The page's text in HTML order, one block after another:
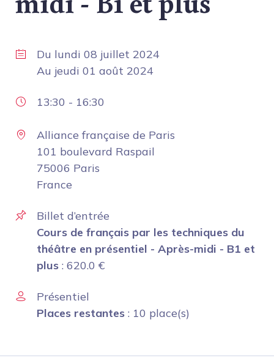
Du lundi 08 juillet 2024
Au jeudi 01 août 2024
13:30 - 16:30
Alliance française de Paris
101 boulevard Raspail
75006 Paris
France
Billet d’entrée
Cours de français par les techniques du
théâtre en présentiel - Après-midi - B1 et
plus : 620.0 €
Présentiel
Places restantes : 10 place(s)